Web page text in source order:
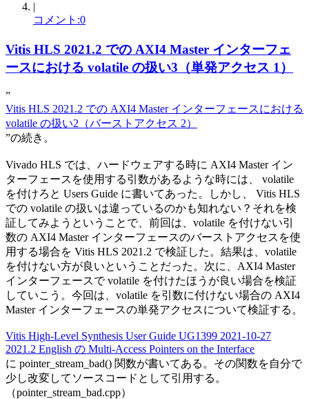
|
コメント:0
Vitis HLS 2021.2 での AXI4 Master インターフェ
ースにおける volatile の扱い3（単発アクセス 1）
”
Vitis HLS 2021.2 での AXI4 Master インターフェースにおける
volatile の扱い2（バーストアクセス 2）
”の続き。
Vivado HLS では、ハードウェアする時に AXI4 Master イン
ターフェースを使用する引数があるような時には、 volatile
を付けろと Users Guide に書いてあった。しかし、 Vitis HLS
での volatile の扱いは違っているのかも知れない？それを検
証してみようということで、前回は、volatile を付けない引
数の AXI4 Master インターフェースのバーストアクセスを使
用する場合を Vitis HLS 2021.2 で検証した。結果は、volatile
を付けない方が良いということだった。次に、AXI4 Master
インターフェースで volatile を付けたほうが良い場合を検証
していこう。今回は、volatile を引数に付けない場合の AXI4
Master インターフェースの単発アクセスについて検証する。
Vitis High-Level Synthesis User Guide UG1399 2021-10-27
2021.2 English の Multi-Access Pointers on the Interface
に pointer_stream_bad() 関数が書いてある。その関数を自分で
少し改変してソースコードとして引用する。
（pointer_stream_bad.cpp）